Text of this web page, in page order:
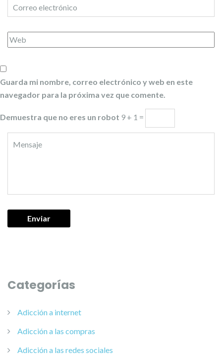
Guarda mi nombre, correo electrónico y web en este
navegador para la próxima vez que comente.
Demuestra que no eres un robot 9 + 1 =
Categorías
Adicción a internet
Adicción a las compras
Adicción a las redes sociales